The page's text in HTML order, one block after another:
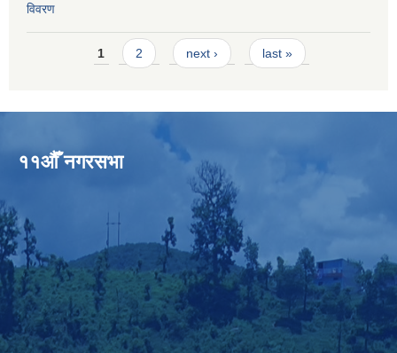
विवरण
Pages1 2 next › last »
११औँ नगरसभा